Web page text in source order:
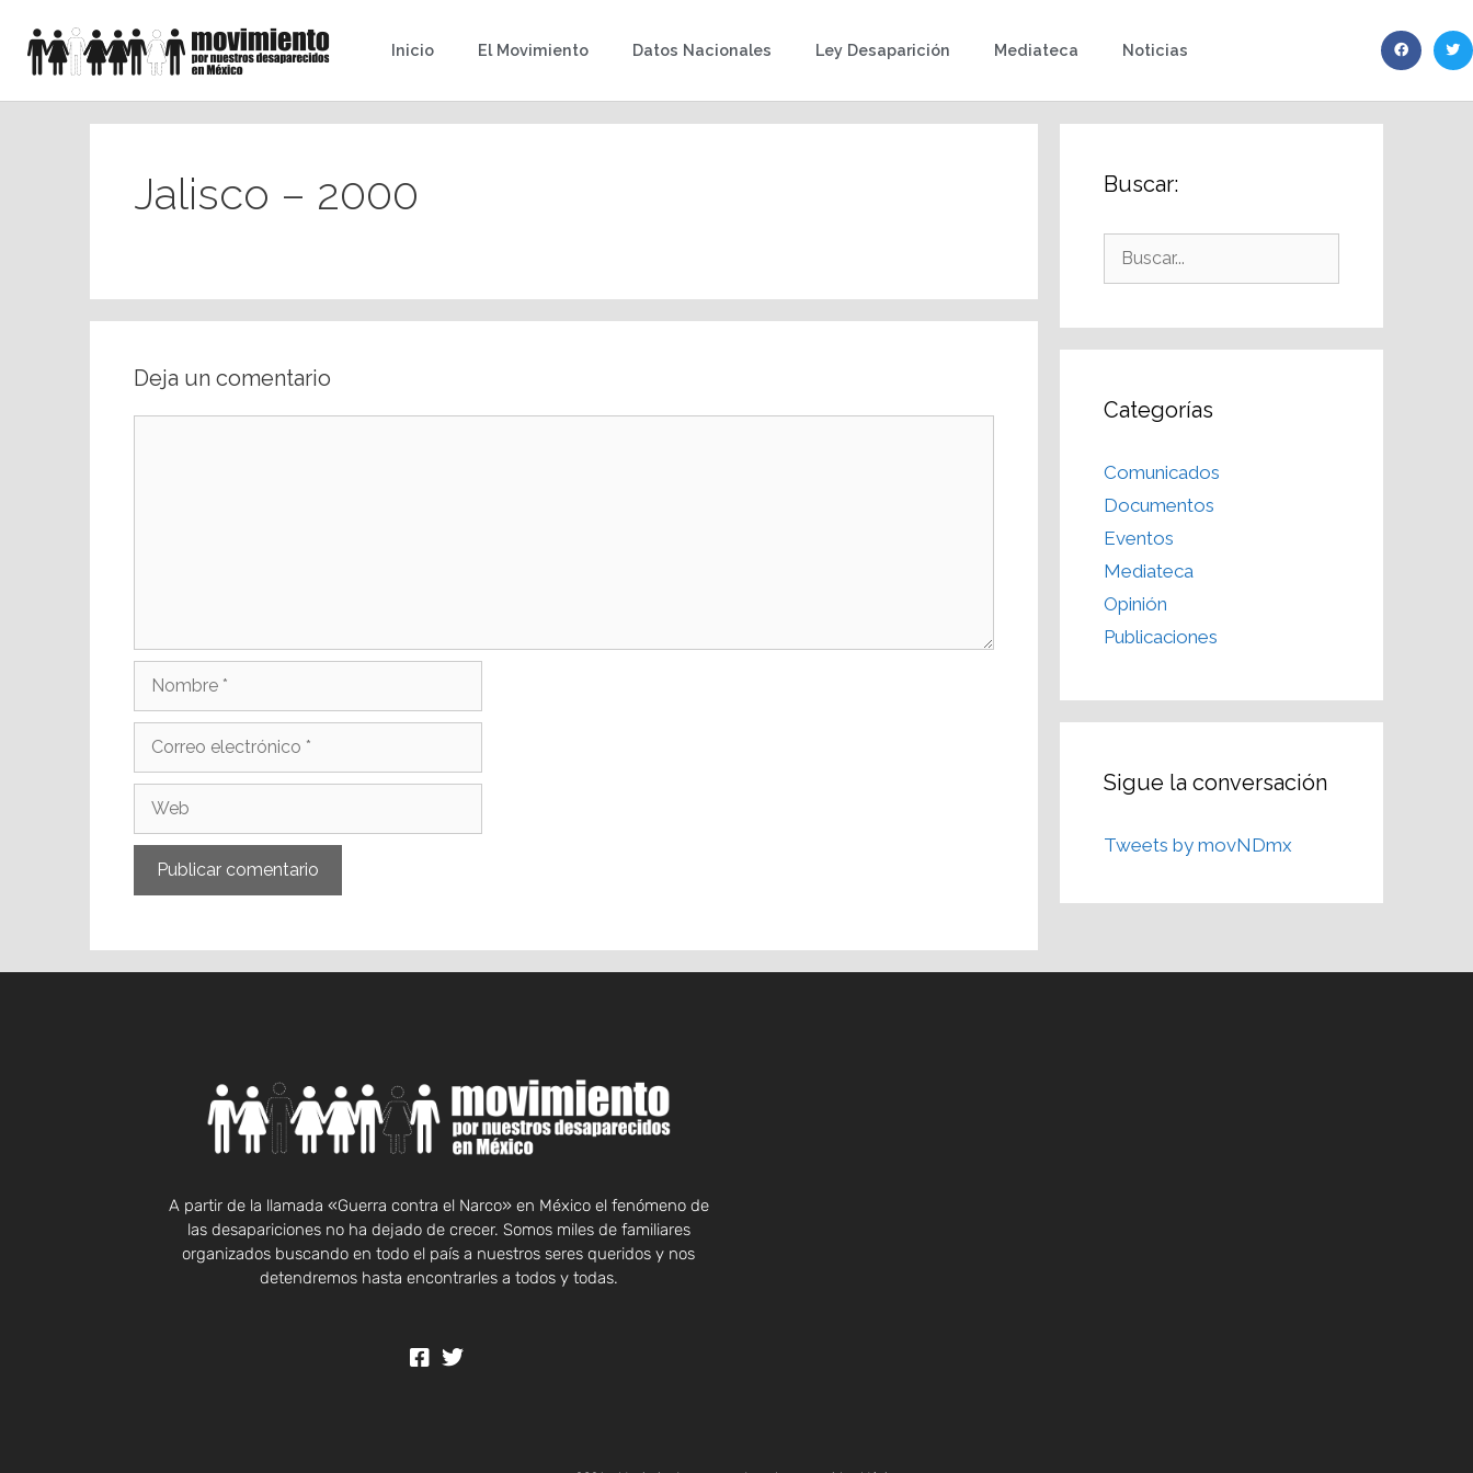
Inicio El Movimiento Datos Nacionales Ley Desaparición Mediateca Noticias
Jalisco – 2000
Deja un comentario
Buscar:
Categorías
Comunicados
Documentos
Eventos
Mediateca
Opinión
Publicaciones
Sigue la conversación
Tweets by movNDmx
A partir de la llamada «Guerra contra el Narco» en México el fenómeno de
las desapariciones no ha dejado de crecer. Somos miles de familiares
organizados buscando en todo el país a nuestros seres queridos y nos
detendremos hasta encontrarles a todos y todas.